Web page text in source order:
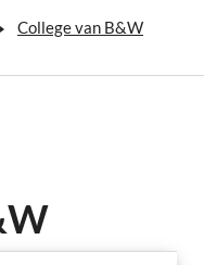
College van B&W